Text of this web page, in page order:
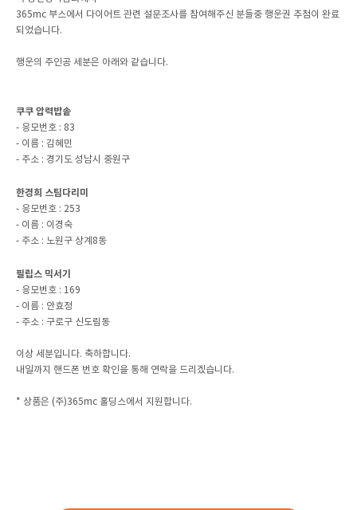
365mc 부스에서 다이어트 관련 설문조사를 참여해주신 분들중 행운권 추첨이 완료
되었습니다.
행운의 주인공 세분은 아래와 같습니다.
쿠쿠 압력밥솥
- 응모번호 : 83
- 이름 : 김혜민
- 주소 : 경기도 성남시 중원구
한경희 스팀다리미
- 응모번호 : 253
- 이름 : 이경숙
- 주소 : 노원구 상계8동
필립스 믹서기
- 응모번호 : 169
- 이름 : 안효정
- 주소 : 구로구 신도림동
이상 세분입니다. 축하합니다.
내일까지 핸드폰 번호 확인을 통해 연락을 드리겠습니다.
* 상품은 (주)365mc 홀딩스에서 지원합니다.